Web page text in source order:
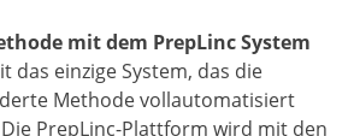
mit dem PrepLinc System
das einzige System, das die
Methode vollautomatisiert
PrepLinc-Plattform wird mit den